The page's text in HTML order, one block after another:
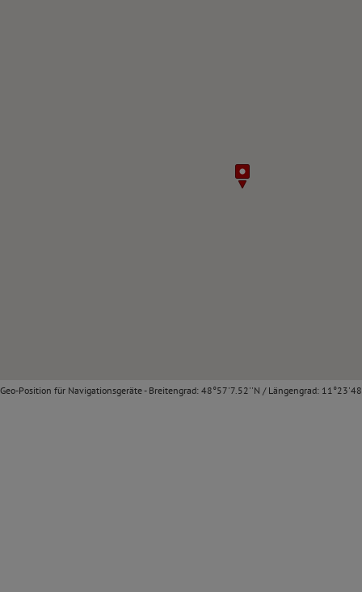
Geo-Position für Navigationsgeräte - Breitengrad: 48°57'7.52''N / Längengrad: